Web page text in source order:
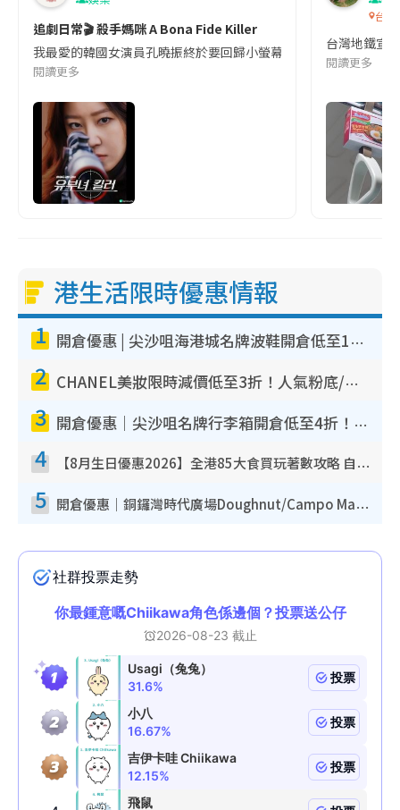
追劇日常🎬 殺手媽咪 A Bona Fide Killer
我最愛的韓國女演員孔曉振終於要回歸小螢幕啦!這次的劇本改編
閱讀更多
台灣
台灣地鐵宣
閱讀更多
港生活限時優惠情報
1 開倉優惠 | 尖沙咀海港城名牌波鞋開倉低至1折！On鞋$899起／Joy&Peace鞋履$98起
2 CHANEL美妝限時減價低至3折！人氣粉底/唇膏/精華液低至$275！COCO香水都有平
3 開倉優惠｜尖沙咀名牌行李箱開倉低至4折！一連5日 American Tourister/ace./Hallmark $200起！
4 【8月生日優惠2026】全港85大食買玩著數攻略 自助餐/火鍋放題同行免費＋誠品/DONKI送現金券
5 開倉優惠｜銅鑼灣時代廣場Doughnut/Campo Marzio開倉低至1折！背囊、書包、手袋劈價$200起